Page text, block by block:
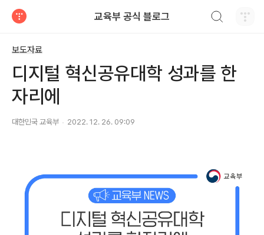
교육부 공식 블로그
보도자료
디지털 혁신공유대학 성과를 한
자리에
대한민국 교육부 2022. 12. 26. 09:09